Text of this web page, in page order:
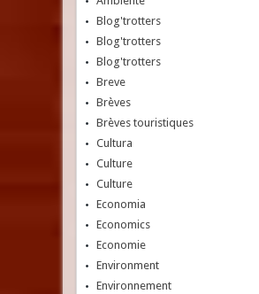
Blog'trotters
Blog'trotters
Blog'trotters
Breve
Brèves
Brèves touristiques
Cultura
Culture
Culture
Economia
Economics
Economie
Environment
Environnement